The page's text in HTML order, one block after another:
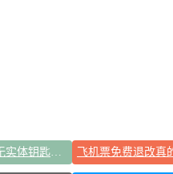
3人租车无实体钥匙被困野外10余小时